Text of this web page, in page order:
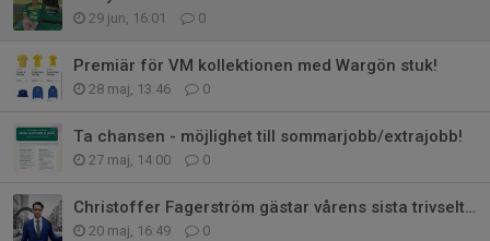
29 jun, 16:01 0
Premiär för VM kollektionen med Wargön stuk!
28 maj, 13:46 0
Ta chansen - möjlighet till sommarjobb/extrajobb!
27 maj, 14:00 0
Christoffer Fagerström gästar vårens sista trivselträff!
20 maj, 16:49 0